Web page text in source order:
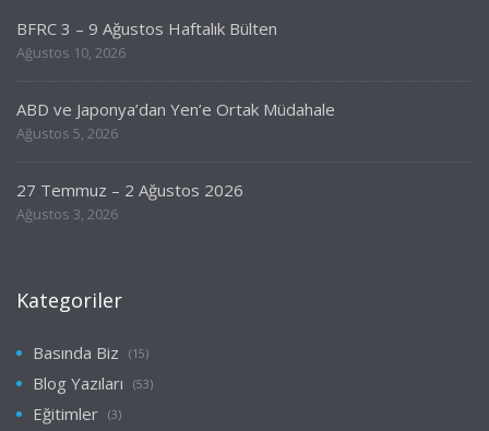
BFRC 3 – 9 Ağustos Haftalık Bülten
Ağustos 10, 2026
ABD ve Japonya’dan Yen’e Ortak Müdahale
Ağustos 5, 2026
27 Temmuz – 2 Ağustos 2026
Ağustos 3, 2026
Kategoriler
Basında Biz (15)
Blog Yazıları (53)
Eğitimler (3)